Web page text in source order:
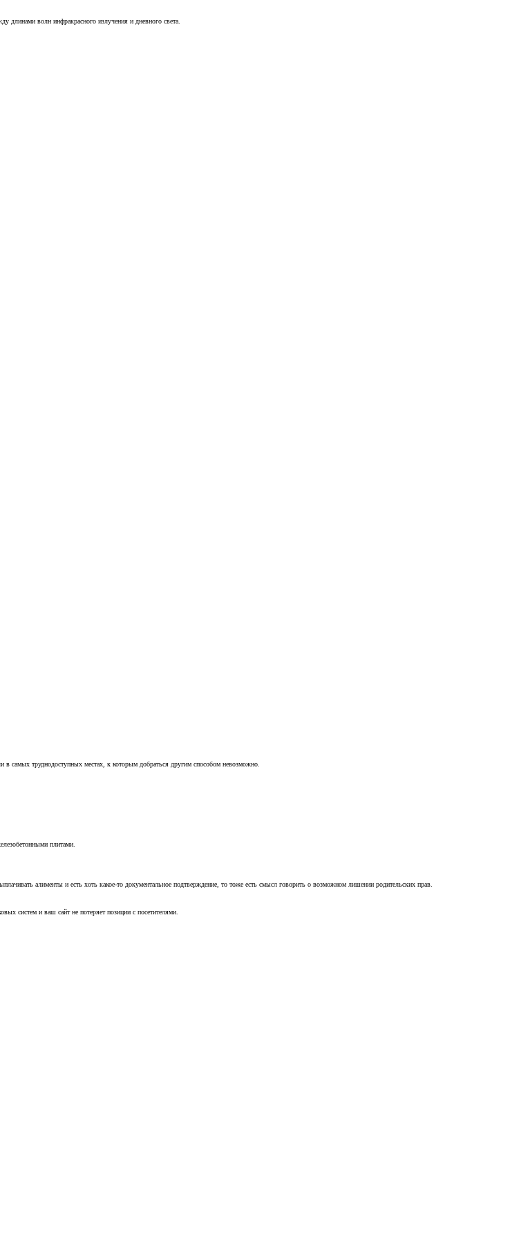
длинами волн инфракрасного излучения и дневного света.
самых труднодоступных местах, к которым добраться другим способом невозможно.
плитами.
алименты и есть хоть какое-то документальное подтверждение, то тоже есть смысл говорить о возможном лишении родительских прав.
систем и ваш сайт не потеряет позиции с посетителями.